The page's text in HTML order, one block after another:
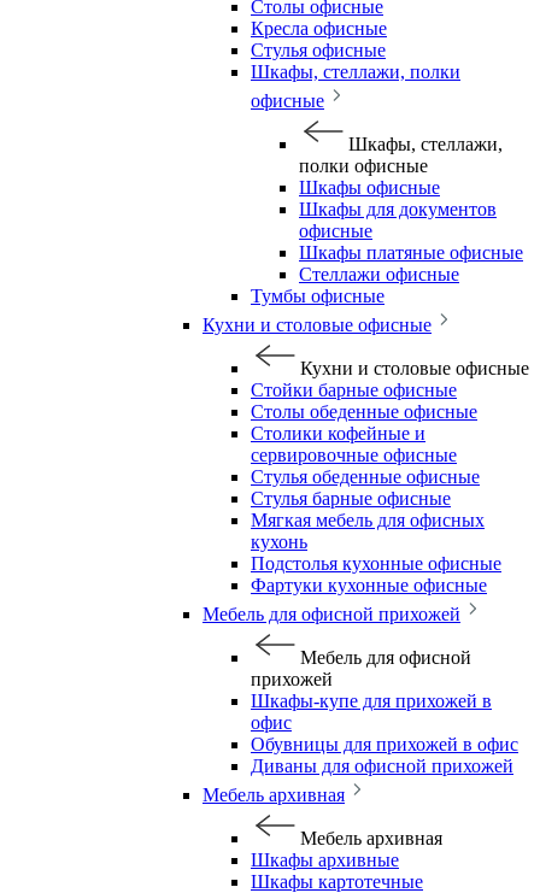
Столы офисные
Кресла офисные
Стулья офисные
Шкафы, стеллажи, полки
офисные
Шкафы, стеллажи,
полки офисные
Шкафы офисные
Шкафы для документов
офисные
Шкафы платяные офисные
Стеллажи офисные
Тумбы офисные
Кухни и столовые офисные
Кухни и столовые офисные
Стойки барные офисные
Столы обеденные офисные
Столики кофейные и
сервировочные офисные
Стулья обеденные офисные
Стулья барные офисные
Мягкая мебель для офисных
кухонь
Подстолья кухонные офисные
Фартуки кухонные офисные
Мебель для офисной прихожей
Мебель для офисной
прихожей
Шкафы-купе для прихожей в
офис
Обувницы для прихожей в офис
Диваны для офисной прихожей
Мебель архивная
Мебель архивная
Шкафы архивные
Шкафы картотечные